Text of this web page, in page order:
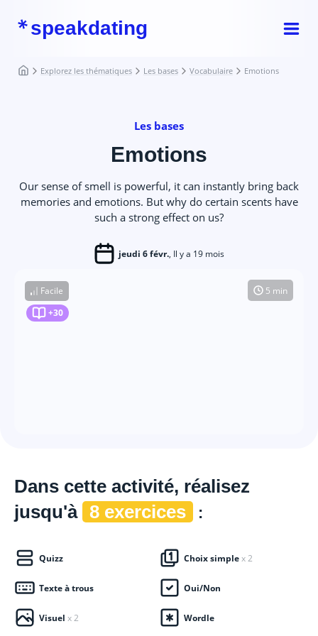
speakdating
Explorez les thématiques Les bases Vocabulaire Emotions
Les bases
Emotions
Our sense of smell is powerful, it can instantly bring back
memories and emotions. But why do certain scents have
such a strong effect on us?
jeudi 6 févr., Il y a 19 mois
Facile
+30
5 min
Dans cette activité, réalisez
jusqu'à 8 exercices :
Quizz Choix simplex 2
Texte à trous Oui/Non
Visuel x 2 Wordle